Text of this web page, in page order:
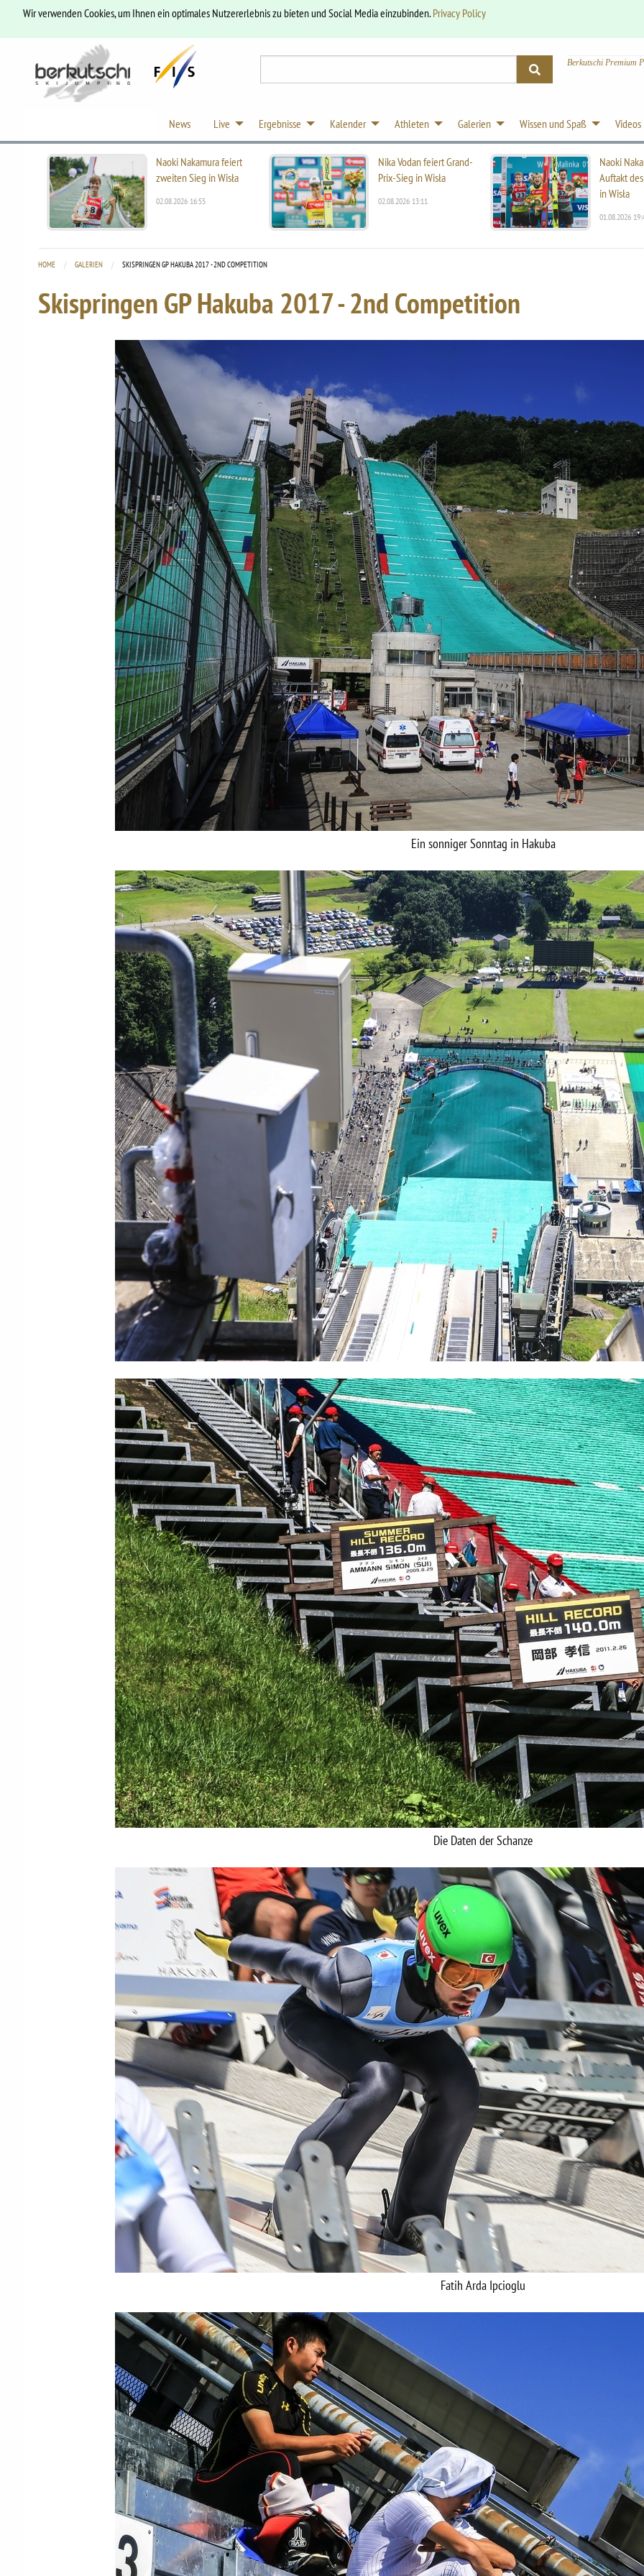
Wir verwenden Cookies, um Ihnen ein optimales Nutzererlebnis zu bieten und Social Media einzubinden.Privacy Policy
Berkutschi Premium
News Live Ergebnisse Kalender Athleten Galerien Wissen und Spaß Videos
Naoki Nakamura feiert
zweiten Sieg in Wisła
02.08.2026 16:55
Nika Vodan feiert Grand-
Prix-Sieg in Wisła
02.08.2026 13:11
Naoki
Auftakt
in Wisła
01.08.2026
HOME GALERIEN CURRENT:
SKISPRINGEN GP HAKUBA 2017 - 2ND COMPETITION
Skispringen GP Hakuba 2017 - 2nd Competition
Ein sonniger Sonntag in Hakuba
Die Daten der Schanze
Fatih Arda Ipcioglu